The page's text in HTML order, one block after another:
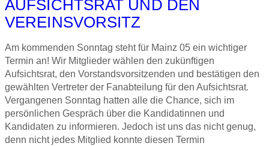
AUFSICHTSRAT UND DEN
VEREINSVORSITZ
Am kommenden Sonntag steht für Mainz 05 ein wichtiger
Termin an! Wir Mitglieder wählen den zukünftigen
Aufsichtsrat, den Vorstandsvorsitzenden und bestätigen den
gewählten Vertreter der Fanabteilung für den Aufsichtsrat.
Vergangenen Sonntag hatten alle die Chance, sich im
persönlichen Gespräch über die Kandidatinnen und
Kandidaten zu informieren. Jedoch ist uns das nicht genug,
denn nicht jedes Mitglied konnte diesen Termin